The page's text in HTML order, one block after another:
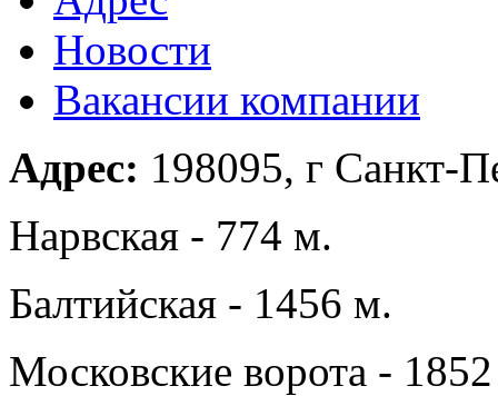
Новости
Вакансии компании
Адрес: 198095, г Санкт-
Нарвская - 774 м.
Балтийская - 1456 м.
Московские ворота -